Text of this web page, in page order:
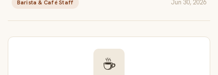
Barista & Café Staff Jun 30, 2026
☕